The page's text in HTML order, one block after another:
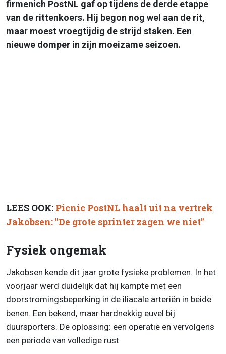
firmenich PostNL gaf op tijdens de derde etappe
van de rittenkoers. Hij begon nog wel aan de rit,
maar moest vroegtijdig de strijd staken. Een
nieuwe domper in zijn moeizame seizoen.
LEES OOK: Picnic PostNL haalt uit na vertrek
Jakobsen: "De grote sprinter zagen we niet"
Fysiek ongemak
Jakobsen kende dit jaar grote fysieke problemen. In het
voorjaar werd duidelijk dat hij kampte met een
doorstromingsbeperking in de iliacale arteriën in beide
benen. Een bekend, maar hardnekkig euvel bij
duursporters. De oplossing: een operatie en vervolgens
een periode van volledige rust.